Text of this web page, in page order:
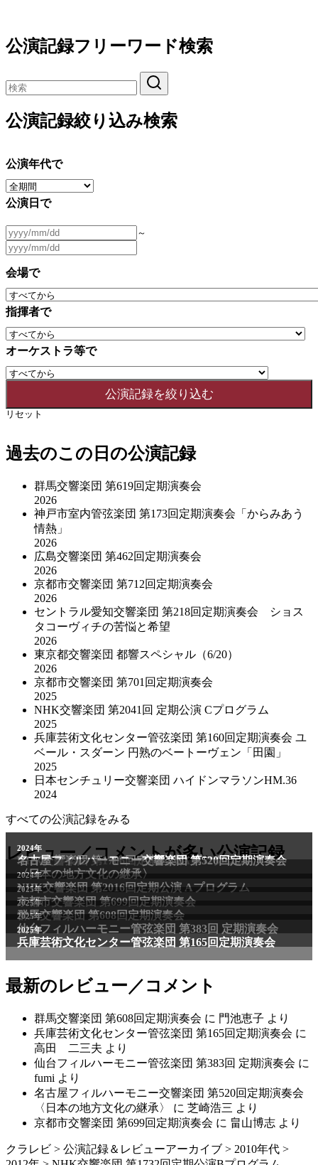
公演記録フリーワード検索
公演記録絞り込み検索
公演年代で
公演日で
～
会場で
指揮者で
オーケストラ等で
リセット
過去のこの日の公演記録
群馬交響楽団 第619回定期演奏会
2026
神戸市室内管弦楽団 第173回定期演奏会「からみあう
情熱」
2026
広島交響楽団 第462回定期演奏会
2026
京都市交響楽団 第712回定期演奏会
2026
セントラル愛知交響楽団 第218回定期演奏会 ショス
タコーヴィチの苦悩と希望
2026
東京都交響楽団 都響スペシャル（6/20）
2026
京都市交響楽団 第701回定期演奏会
2025
NHK交響楽団 第2041回 定期公演 Cプログラム
2025
兵庫芸術文化センター管弦楽団 第160回定期演奏会 ユ
ベール・スダーン 円熟のベートーヴェン「田園」
2025
日本センチュリー交響楽団 ハイドンマラソンHM.36
2024
すべての公演記録をみる
レビュー／コメントが多い公演記録
2011年
NHK交響楽団 第1706回定期公演Aプログラム
2024年
名古屋フィルハーモニー交響楽団 第520回定期演奏会
〈日本の地方文化の継承〉
2024年
NHK交響楽団 第2016回定期公演 Aプログラム
2025年
京都市交響楽団 第699回定期演奏会
2025年
群馬交響楽団 第608回定期演奏会
2025年
仙台フィルハーモニー管弦楽団 第383回 定期演奏会
2025年
兵庫芸術文化センター管弦楽団 第165回定期演奏会
最新のレビュー／コメント
群馬交響楽団 第608回定期演奏会 に 門池恵子 より
兵庫芸術文化センター管弦楽団 第165回定期演奏会 に
高田 二三夫 より
仙台フィルハーモニー管弦楽団 第383回 定期演奏会 に
fumi より
名古屋フィルハーモニー交響楽団 第520回定期演奏会
〈日本の地方文化の継承〉
に 芝崎浩三 より
京都市交響楽団 第699回定期演奏会 に 畠山博志 より
クラレビ > 公演記録＆レビューアーカイブ > 2010年代 >